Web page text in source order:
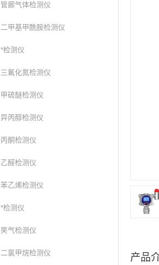
管廊气体检测仪
二甲基甲酰胺检测仪
*检测仪
三氟化氮检测仪
甲硫醚检测仪
异丙醇检测仪
丙酮检测仪
乙醛检测仪
苯乙烯检测仪
*检测仪
笑气检测仪
二氯甲烷检测仪 产品